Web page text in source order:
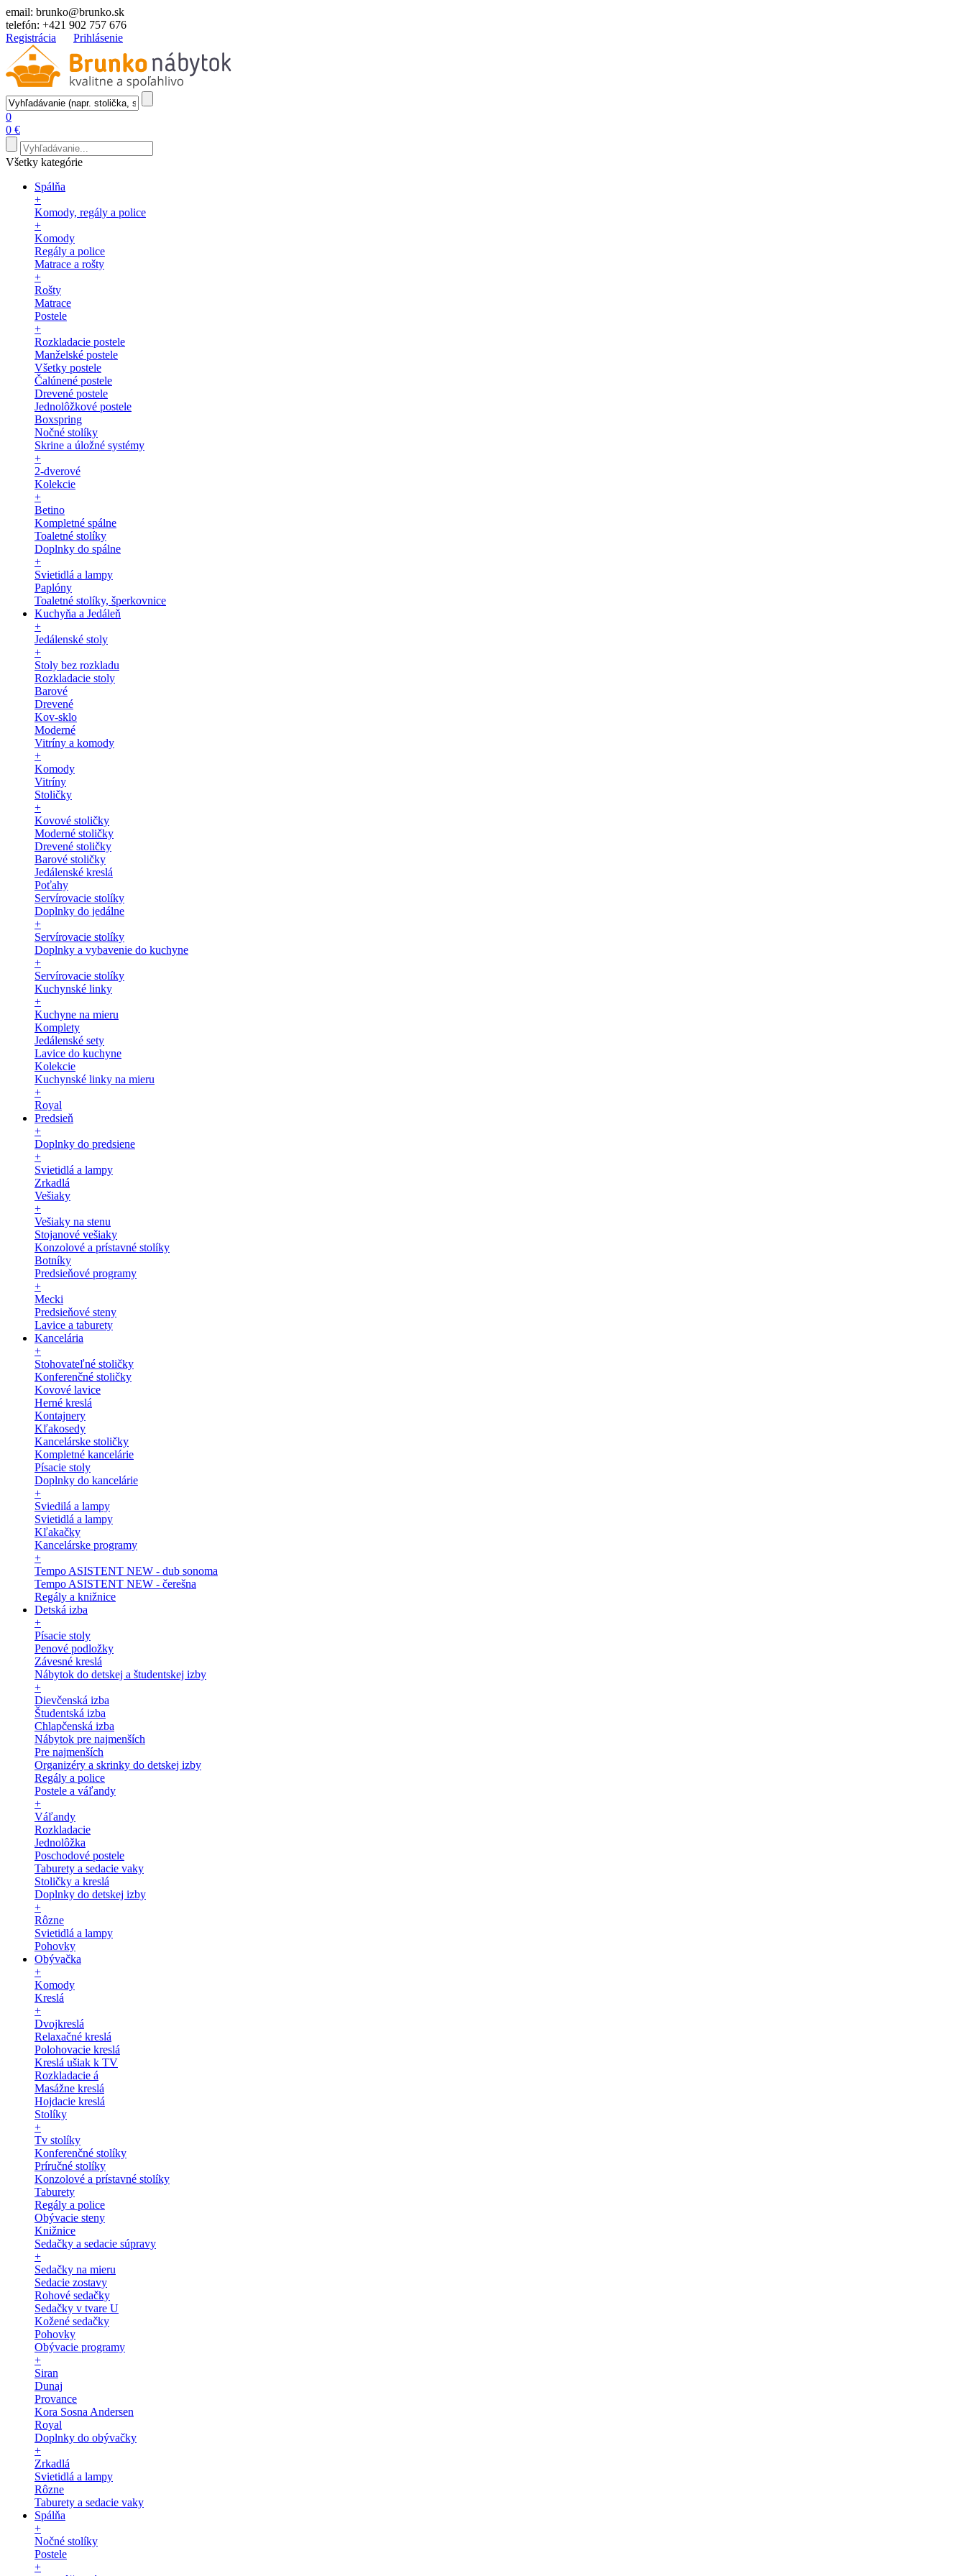
email: brunko@brunko.sk
telefón: +421 902 757 676
Registrácia
Prihlásenie
0
0 €
Všetky kategórie
Spálňa
+
Komody, regály a police
+
Komody
Regály a police
Matrace a rošty
+
Rošty
Matrace
Postele
+
Rozkladacie postele
Manželské postele
Všetky postele
Čalúnené postele
Drevené postele
Jednolôžkové postele
Boxspring
Nočné stolíky
Skrine a úložné systémy
+
2-dverové
Kolekcie
+
Betino
Kompletné spálne
Toaletné stolíky
Doplnky do spálne
+
Svietidlá a lampy
Paplóny
Toaletné stolíky, šperkovnice
Kuchyňa a Jedáleň
+
Jedálenské stoly
+
Stoly bez rozkladu
Rozkladacie stoly
Barové
Drevené
Kov-sklo
Moderné
Vitríny a komody
+
Komody
Vitríny
Stoličky
+
Kovové stoličky
Moderné stoličky
Drevené stoličky
Barové stoličky
Jedálenské kreslá
Poťahy
Servírovacie stolíky
Doplnky do jedálne
+
Servírovacie stolíky
Doplnky a vybavenie do kuchyne
+
Servírovacie stolíky
Kuchynské linky
+
Kuchyne na mieru
Komplety
Jedálenské sety
Lavice do kuchyne
Kolekcie
Kuchynské linky na mieru
+
Royal
Predsieň
+
Doplnky do predsiene
+
Svietidlá a lampy
Zrkadlá
Vešiaky
+
Vešiaky na stenu
Stojanové vešiaky
Konzolové a prístavné stolíky
Botníky
Predsieňové programy
+
Mecki
Predsieňové steny
Lavice a taburety
Kancelária
+
Stohovateľné stoličky
Konferenčné stoličky
Kovové lavice
Herné kreslá
Kontajnery
Kľakosedy
Kancelárske stoličky
Kompletné kancelárie
Písacie stoly
Doplnky do kancelárie
+
Sviedilá a lampy
Svietidlá a lampy
Kľakačky
Kancelárske programy
+
Tempo ASISTENT NEW - dub sonoma
Tempo ASISTENT NEW - čerešna
Regály a knižnice
Detská izba
+
Písacie stoly
Penové podložky
Závesné kreslá
Nábytok do detskej a študentskej izby
+
Dievčenská izba
Študentská izba
Chlapčenská izba
Nábytok pre najmenších
Pre najmenších
Organizéry a skrinky do detskej izby
Regály a police
Postele a váľandy
+
Váľandy
Rozkladacie
Jednolôžka
Poschodové postele
Taburety a sedacie vaky
Stoličky a kreslá
Doplnky do detskej izby
+
Rôzne
Svietidlá a lampy
Pohovky
Obývačka
+
Komody
Kreslá
+
Dvojkreslá
Relaxačné kreslá
Polohovacie kreslá
Kreslá ušiak k TV
Rozkladacie á
Masážne kreslá
Hojdacie kreslá
Stolíky
+
Tv stolíky
Konferenčné stolíky
Príručné stolíky
Konzolové a prístavné stolíky
Taburety
Regály a police
Obývacie steny
Knižnice
Sedačky a sedacie súpravy
+
Sedačky na mieru
Sedacie zostavy
Rohové sedačky
Sedačky v tvare U
Kožené sedačky
Pohovky
Obývacie programy
+
Siran
Dunaj
Provance
Kora Sosna Andersen
Royal
Doplnky do obývačky
+
Zrkadlá
Svietidlá a lampy
Rôzne
Taburety a sedacie vaky
Spálňa
+
Nočné stolíky
Postele
+